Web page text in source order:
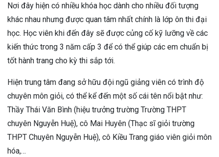
Nơi đây hiện có nhiều khóa học dành cho nhiều đối tượng
khác nhau nhưng được quan tâm nhất chính là lớp ôn thi đại
học. Học viên khi đến đây sẽ được củng cố kỹ lưỡng về các
kiến thức trong 3 năm cấp 3 để có thể giúp các em chuẩn bị
tốt hành trang cho kỳ thi sắp tới.
Hiện trung tâm đang sở hữu đội ngũ giảng viên có trình độ
chuyên môn giỏi, có thể kể đến một số cái tên nổi bật như:
Thầy Thái Văn Bình (hiệu trưởng trường Trường THPT
chuyên Nguyễn Huệ), cô Mai Huyên (Thạc sĩ giỏi trường
THPT Chuyên Nguyễn Huệ), cô Kiều Trang giáo viên giỏi môn
hóa,…